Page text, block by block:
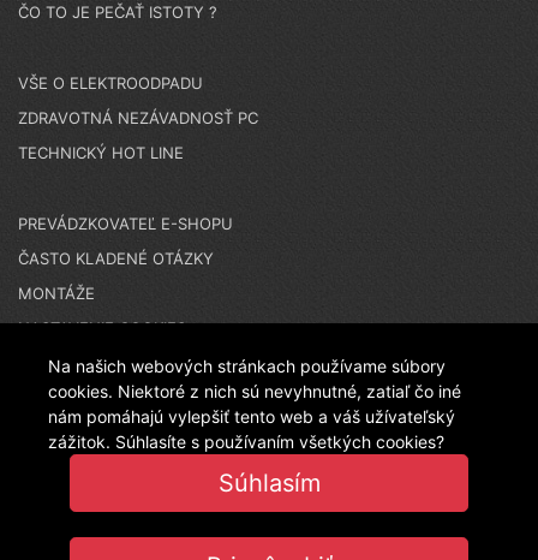
Na našich webových stránkach používame súbory
cookies. Niektoré z nich sú nevyhnutné, zatiaľ čo iné
nám pomáhajú vylepšiť tento web a váš užívateľský
zážitok. Súhlasíte s používaním všetkých cookies?
Súhlasím
ČO TO JE PEČAŤ ISTOTY ?
VŠE O ELEKTROODPADU
ZDRAVOTNÁ NEZÁVADNOSŤ PC
TECHNICKÝ HOT LINE
PREVÁDZKOVATEĽ E-SHOPU
ČASTO KLADENÉ OTÁZKY
MONTÁŽE
NASTAVENIE COOKIES
N A K U P U J E T E N A Č E S K O M E S H O P E - T E N
T O E S H O P P R E V Á D Z K U J E L A N I T P L A S T